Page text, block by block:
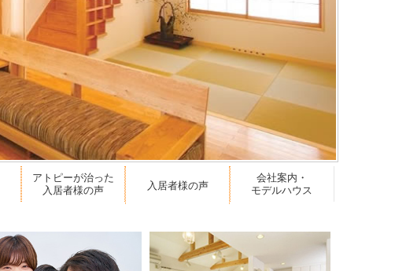
アトピーが治った
入居者様の声
入居者様の声
会社案内・
モデルハウス